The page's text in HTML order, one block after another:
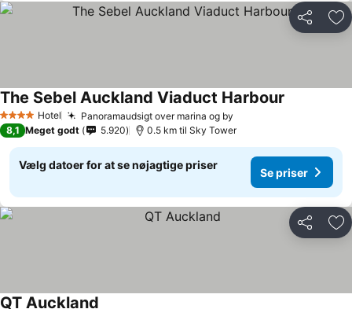
Del
4 StjernerHotel Panoramaudsigt over marina og by
The Sebel Auckland Viaduct Harbour
8,1 Meget godt 5.920 0.5 km til Sky Tower
Vælg datoer for at se nøjagtige priser
Se priser
Del
QT Auckland